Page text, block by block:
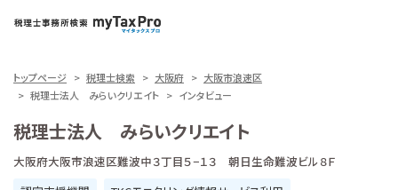
トップページ 税理士検索 大阪府
大阪市浪速区
税理士法人 みらいクリエイト
インタビュー
税理士法人 みらいクリエイト
大阪府大阪市浪速区難波中３丁目５−１３ 朝日生命難波ビル８Ｆ